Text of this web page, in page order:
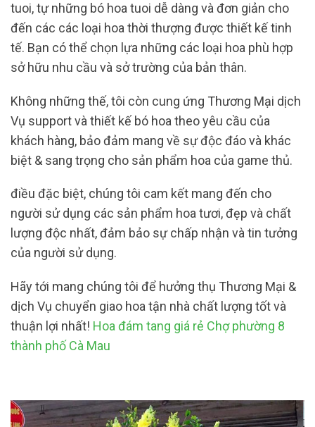
tuoi, tự những bó hoa tuoi dễ dàng và đơn giản cho
đến các các loại hoa thời thượng được thiết kế tinh
tế. Bạn có thể chọn lựa những các loại hoa phù hợp
sở hữu nhu cầu và sở trường của bản thân.
Không những thế, tôi còn cung ứng Thương Mại dịch
Vụ support và thiết kế bó hoa theo yêu cầu của
khách hàng, bảo đảm mang về sự độc đáo và khác
biệt & sang trọng cho sản phẩm hoa của game thủ.
điều đặc biệt, chúng tôi cam kết mang đến cho
người sử dụng các sản phẩm hoa tươi, đẹp và chất
lượng độc nhất, đảm bảo sự chấp nhận và tin tưởng
của người sử dụng.
Hãy tới mang chúng tôi để hưởng thụ Thương Mại &
dịch Vụ chuyển giao hoa tận nhà chất lượng tốt và
thuận lợi nhất! Hoa đám tang giá rẻ Chợ phường 8
thành phố Cà Mau